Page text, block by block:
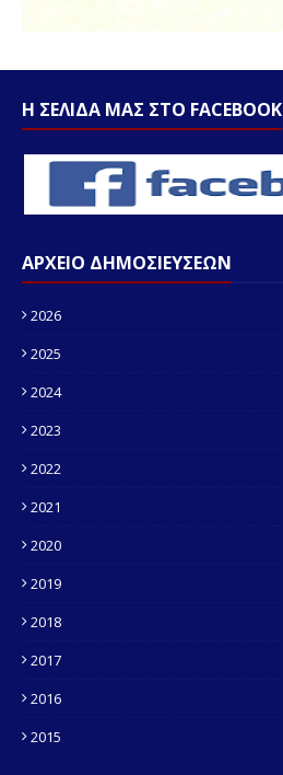
Η ΣΕΛΙΔΑ ΜΑΣ ΣΤΟ FACEBOOK
ΑΡΧΕΙΟ ΔΗΜΟΣΙΕΥΣΕΩΝ
2026
2025
2024
2023
2022
2021
2020
2019
2018
2017
2016
2015